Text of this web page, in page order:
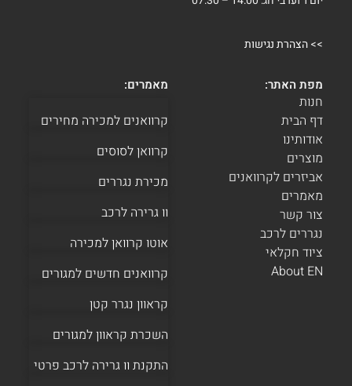
>>הצהרת נגישות
מפת האתר:
חנות
דף הבית
אודותינו
מוצרים
אביזרים לקרוואנים
מאמרים
צור קשר
נגררים לרכב
ציוד חקלאי
About EN
מאמרים:
קרוואנים למכירה מחירים
קרוואן לסוסים
מכירת נגררים
וו גרירה לרכב
אוטו קרוואן למכירה
קרוואנים חדשים למגורים
קראוון נגרר קטן
השכרת קראוון למגורים
התקנת וו גרירה לרכב פרטי